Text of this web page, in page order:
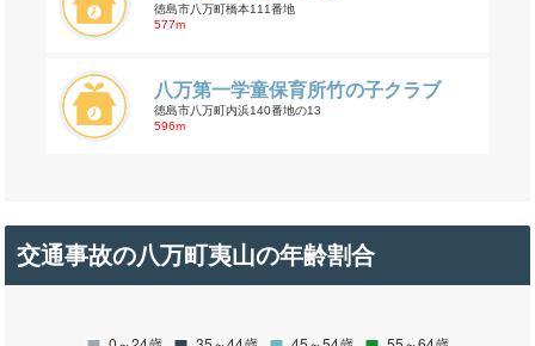
徳島市八万町橋本111番地
577m
八万第一学童保育所竹の子クラブ
徳島市八万町内浜140番地の13
596m
交通事故の八万町夷山の年齢割合